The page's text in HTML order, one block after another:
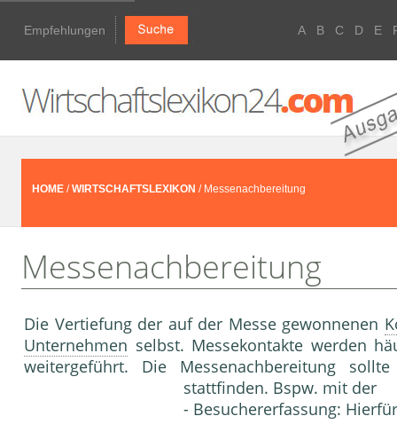
Empfehlungen A B C D E
HOME /WIRTSCHAFTSLEXIKON / Messenachbereitung
Messenachbereitung
Die Vertiefung der auf der Messe gewonnenen
Unternehmen selbst. Messekontakte werden
weitergeführt. Die Messenachbereitung
stattfinden. Bspw. mit der
- Besuchererfassung: